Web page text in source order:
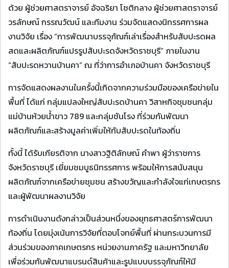
ด้วย ผู้ช่วยศาสตราจารย์ อัจฉริยา โชติกลาง ผู้ช่วยศาสตราจารย์
วรลักษณ์ กรรณวัฒน์ และทีมงาน ร่วมจัดแสดงนิทรรศการผล
งานวิจัย เรื่อง “การพัฒนาบรรจุภัณฑ์เล่าเรื่องสำหรับสับปะรดผล
สดและผลิตภัณฑ์แปรรูปสับปะรดจังหวัดราชบุรี” ภายในงาน
“สับปะรดหวานบ้านคา” ณ ที่ว่าการอำเภอบ้านคา จังหวัดราชบุรี
การจัดแสดงผลงานในครั้งนี้เกิดจากความร่วมมือของเครือข่ายใน
พื้นที่ ได้แก่ กลุ่มแปลงใหญ่สับปะรดบ้านคา วิสาหกิจชุมชนกลุ่ม
แม่บ้านห้วยน้ำขาว 789 และกลุ่มชันโรง ที่ร่วมกันพัฒนา
ผลิตภัณฑ์และสร้างมูลค่าเพิ่มให้กับสับปะรดในท้องถิ่น
ทั้งนี้ ได้รับเกียรติจาก นางสาวฐิติลักษณ์ คำพา ผู้ว่าราชการ
จังหวัดราชบุรี เยี่ยมชมบูธนิทรรศการ พร้อมให้การสนับสนุน
ผลิตภัณฑ์จากเครือข่ายชุมชน สร้างขวัญและกำลังใจแก่เกษตรกร
และผู้พัฒนาผลงานวิจัย
การดำเนินงานดังกล่าวเป็นส่วนหนึ่งของยุทธศาสตร์การพัฒนา
ท้องถิ่น โดยมุ่งเน้นการวิจัยที่ตอบโจทย์พื้นที่ ผ่านกระบวนการมี
ส่วนร่วมของภาคเกษตรกร หน่วยงานภาครัฐ และมหาวิทยาลัย
เพื่อร่วมกันพัฒนาแบรนด์สินค้าและรูปแบบบรรจุภัณฑ์ให้มี